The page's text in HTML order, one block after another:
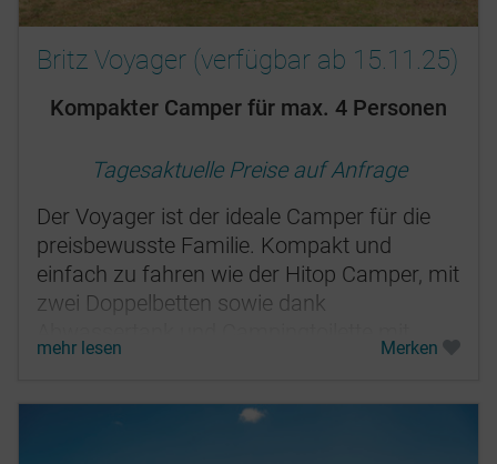
Britz Voyager (verfügbar ab 15.11.25)
Kompakter Camper für max. 4 Personen
Tagesaktuelle Preise auf Anfrage
Der Voyager ist der ideale Camper für die
preisbewusste Familie. Kompakt und
einfach zu fahren wie der Hitop Camper, mit
zwei Doppelbetten sowie dank
Freedom Camping-Zertifizierung.
mehr lesen Merken